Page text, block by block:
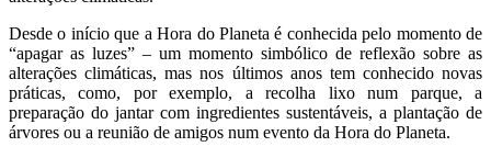
Desde o início que a Hora do Planeta é conhecida pelo momento de
“apagar as luzes” – um momento simbólico de reflexão sobre as
alterações climáticas, mas nos últimos anos tem conhecido novas
práticas, como, por exemplo, a recolha lixo num parque, a
preparação do jantar com ingredientes sustentáveis, a plantação de
árvores ou a reunião de amigos num evento da Hora do Planeta.